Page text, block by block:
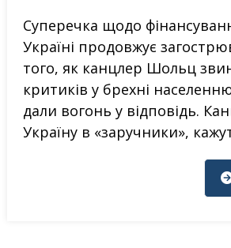
Суперечка щодо
Україні продовжує
того, як канцлер Шольц
критиків у брехні
дали вогонь у відповідь.
Україну в «заручники»,